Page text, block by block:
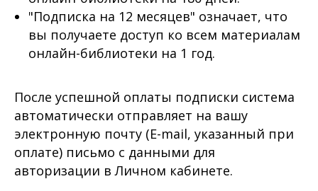
"Подписка на 12 месяцев" означает, что
вы получаете доступ ко всем материалам
онлайн-библиотеки на 1 год.
После успешной оплаты подписки система
автоматически отправляет на вашу
электронную почту (E-mail, указанный при
оплате) письмо с данными для
авторизации в Личном кабинете.